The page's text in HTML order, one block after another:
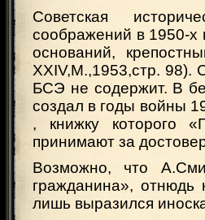
Советская
соображений в 1950-х
оснований,
XXIV,М.,1953,стр. 98).
БСЭ не содержит. В
создал в годы войны
, книжку которого
принимают за
Возможно, что
гражданина», отнюдь
лишь выразился